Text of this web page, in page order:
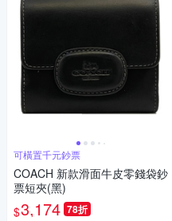
可橫置千元鈔票
COACH 新款滑面牛皮零錢袋鈔
票短夾(黑)
$3,174 78折